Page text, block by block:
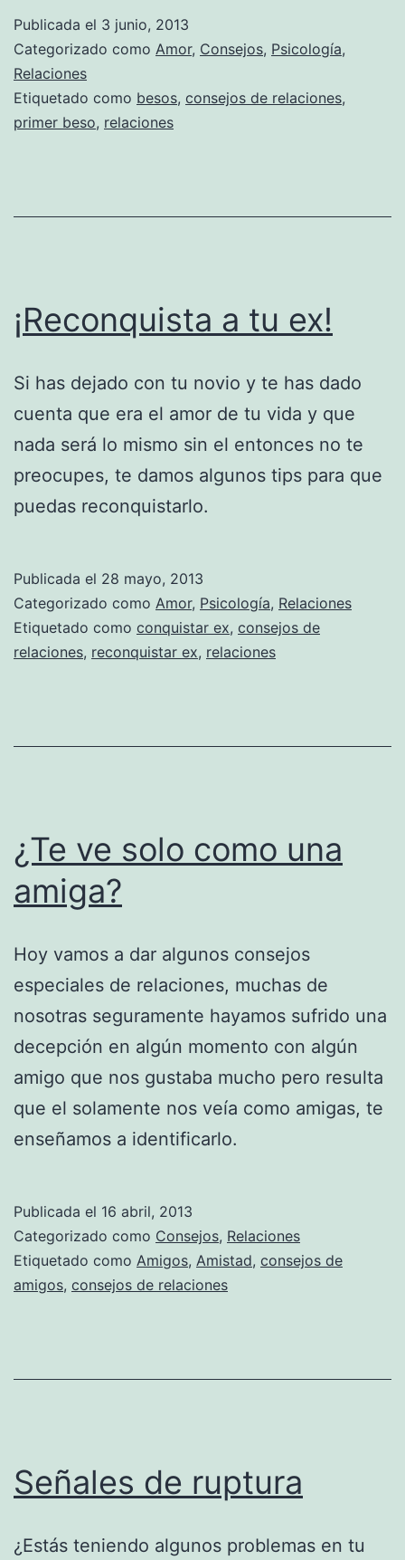
Publicada el 3 junio, 2013
Categorizado como Amor, Consejos, Psicología,
Relaciones
Etiquetado como besos, consejos de relaciones,
primer beso, relaciones
¡Reconquista a tu ex!
Si has dejado con tu novio y te has dado
cuenta que era el amor de tu vida y que
nada será lo mismo sin el entonces no te
preocupes, te damos algunos tips para que
puedas reconquistarlo.
Publicada el 28 mayo, 2013
Categorizado como Amor, Psicología, Relaciones
Etiquetado como conquistar ex, consejos de
relaciones, reconquistar ex, relaciones
¿Te ve solo como una
amiga?
Hoy vamos a dar algunos consejos
especiales de relaciones, muchas de
nosotras seguramente hayamos sufrido una
decepción en algún momento con algún
amigo que nos gustaba mucho pero resulta
que el solamente nos veía como amigas, te
enseñamos a identificarlo.
Publicada el 16 abril, 2013
Categorizado como Consejos, Relaciones
Etiquetado como Amigos, Amistad, consejos de
amigos, consejos de relaciones
Señales de ruptura
¿Estás teniendo algunos problemas en tu